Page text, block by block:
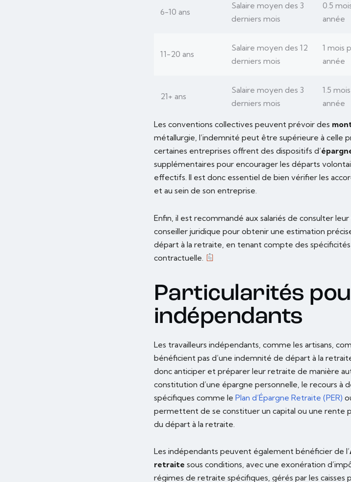
6-10 ans
Salaire moyen des 3
derniers mois
0.5
année
11-20 ans
Salaire moyen des 12
derniers mois
1 mois
année
21+ ans
Salaire moyen des 3
derniers mois
1.5
année
Les conventions collectives peuvent prévoir des
métallurgie, l’indemnité peut être supérieure à celle
certaines entreprises offrent des dispositifs d’
supplémentaires pour encourager les départs
effectifs. Il est donc essentiel de bien vérifier les
et au sein de son entreprise.
Enfin, il est recommandé aux salariés de consulter
conseiller juridique pour obtenir une estimation
départ à la retraite, en tenant compte des
contractuelle.
Particularités
indépendants
Les travailleurs indépendants, comme les artisans,
bénéficient pas d’une indemnité de départ à la
donc anticiper et préparer leur retraite de manière
constitution d’une épargne personnelle, le recours à
spécifiques comme le Plan d’Épargne Retraite (PER)
permettent de se constituer un capital ou une rente
du départ à la retraite.
Les indépendants peuvent également bénéficier de l’
retraite sous conditions, avec une exonération
régimes de retraite spécifiques, gérés par les caisses